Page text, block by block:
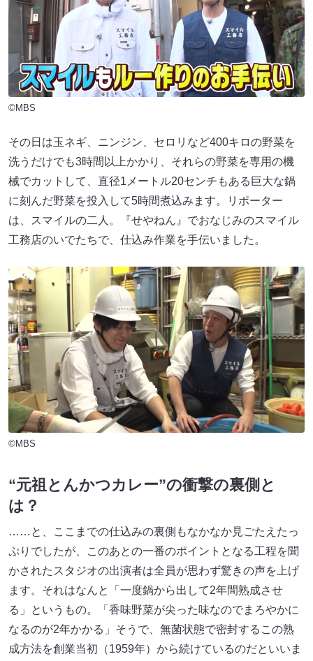
©MBS
その日は玉ネギ、ニンジン、セロリなど400キロの野菜を
洗うだけでも3時間以上かかり、それらの野菜を専用の機
械でカットして、直径1メートル20センチもある巨大な鍋
に刻んだ野菜を投入して5時間煮込みます。リポーター
は、スマイルの二人。『せやねん』でおなじみのスマイル
工務店のいでたちで、仕込み作業を手伝いました。
©MBS
“元祖とんかつカレー”の衝撃の裏側と
は？
……と、ここまでの仕込みの裏側もなかなか見ごたえたっ
ぷりでしたが、このあとの一番のポイントとなる工程を聞
かされたスタジオの出演者は全員が思わず驚きの声を上げ
ます。それはなんと「一度鍋から出して2年間熟成させ
る」というもの。「香味野菜が尖った味なのでまろやかに
なるのが2年かかる」そうで、無菌状態で密封するこの熟
成方法を創業当初（1959年）から続けているのだといいま